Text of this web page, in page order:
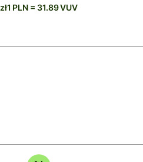
zł1 PLN = 31.89 VUV